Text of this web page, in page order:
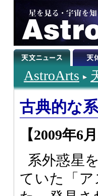
AstroArts
古典的な
【2009年6
系外惑星
ていた「